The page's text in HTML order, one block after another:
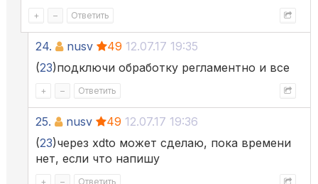
+ – Ответить
24. nusv 49 12.07.17 19:35
(23)подключи обработку регламентно и все
+ – Ответить
25. nusv 49 12.07.17 19:36
(23)через xdto может сделаю, пока времени
нет, если что напишу
+ – Ответить